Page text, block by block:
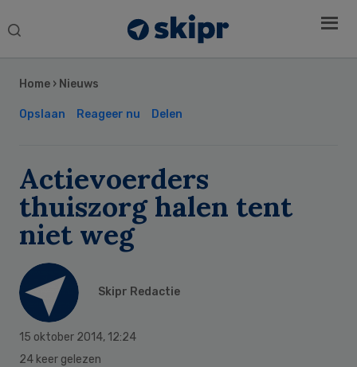
Search
Home › Nieuws
Opslaan Reageer nu Delen
Actievoerders
thuiszorg halen tent
niet weg
Skipr Redactie
15 oktober 2014, 12:24
24 keer gelezen
Sidebar